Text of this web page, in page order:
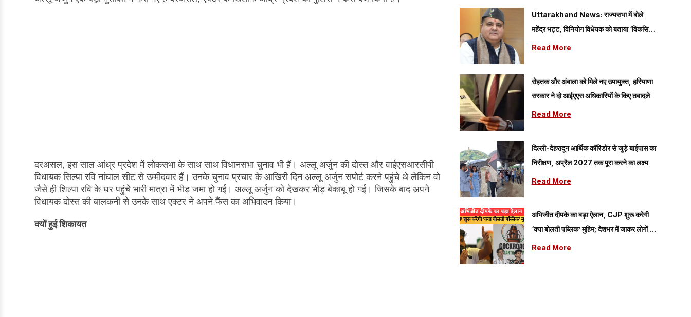
दरअसल, इस साल आंध्र प्रदेश में लोकसभा के साथ साथ विधानसभा चुनाव भी हैं। अल्लू अर्जुन की दोस्त और वाईएसआरसीपी
विधायक सिल्पा रवि नांघाल सीट से उम्मीदवार हैं। उनके चुनाव प्रचार के आखिरी दिन अल्लू अर्जुन सपोर्ट करने पहुंचे थे लेकिन वो
जैसे ही शिल्पा रवि के घर पहुंचे भारी मात्रा में भीड़ जमा हो गई। अल्लू अर्जुन को देखकर भीड़ बेकाबू हो गई। जिसके बाद अपने
विधायक दोस्त की बालकनी से उनके साथ एक्टर ने अपने फैंस का अभिवादन किया।
क्यों हुई शिकायत
Uttarakhand News: राज्यसभा में बोले
महेंद्र भट्ट, विनियोग विधेयक को बताया ‘विकसित
भारत’ के संकल्प को मजबूत करने वाला कदम
Read More
रोहतक और अंबाला को मिले नए उपायुक्त, हरियाणा
सरकार ने दो आईएएस अधिकारियों के किए तबादले
Read More
दिल्ली-देहरादून आर्थिक कॉरिडोर से जुड़े बाईपास का
निरीक्षण, अप्रैल 2027 तक पूरा करने का लक्ष्य
Read More
अभिजीत दीपके का बड़ा ऐलान, CJP शुरू करेगी
‘क्या बोलती पब्लिक’ मुहिम; देशभर में जाकर लोगों की
समस्याएं जानेगी पार्टी
Read More